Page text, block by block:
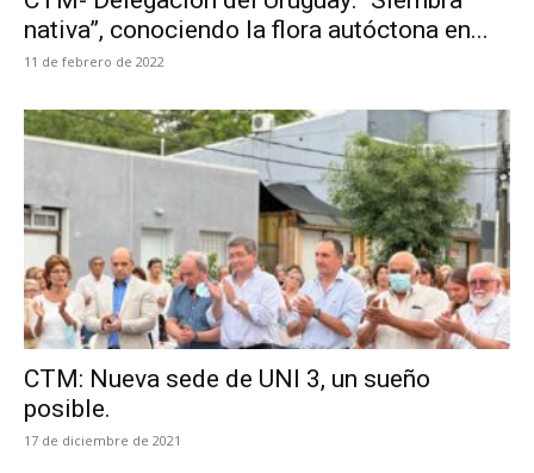
nativa”, conociendo la flora autóctona en...
11 de febrero de 2022
CTM: Nueva sede de UNI 3, un sueño
posible.
17 de diciembre de 2021